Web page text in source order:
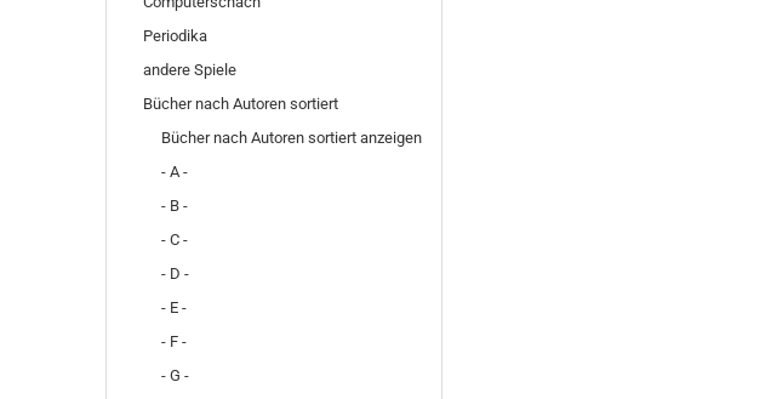
Periodika
andere Spiele
Bücher nach Autoren sortiert
Bücher nach Autoren sortiert anzeigen
- A -
- B -
- C -
- D -
- E -
- F -
- G -